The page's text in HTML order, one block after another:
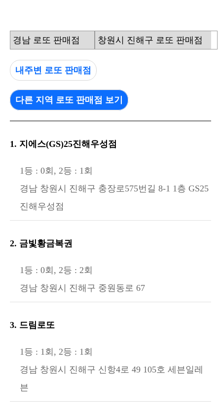
경남 로또 판매점 창원시 진해구 로또 판매점
내주변 로또 판매점
다른 지역 로또 판매점 보기
1. 지에스(GS)25진해우성점
1등 : 0회, 2등 : 1회
경남 창원시 진해구 충장로575번길 8-1 1층 GS25
진해우성점
2. 금빛황금복권
1등 : 0회, 2등 : 2회
경남 창원시 진해구 중원동로 67
3. 드림로또
1등 : 1회, 2등 : 1회
경남 창원시 진해구 신항4로 49 105호 세븐일레
븐